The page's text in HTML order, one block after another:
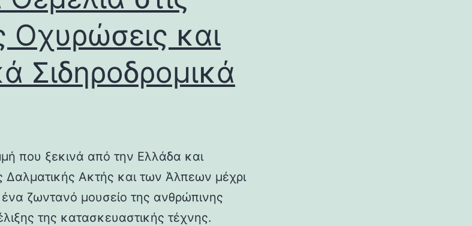
Οχυρώσεις και
Σιδηροδρομικά
που ξεκινά από την Ελλάδα και
Δαλματικής Ακτής και των Άλπεων μέχρι
ένα ζωντανό μουσείο της ανθρώπινης
της κατασκευαστικής τέχνης.